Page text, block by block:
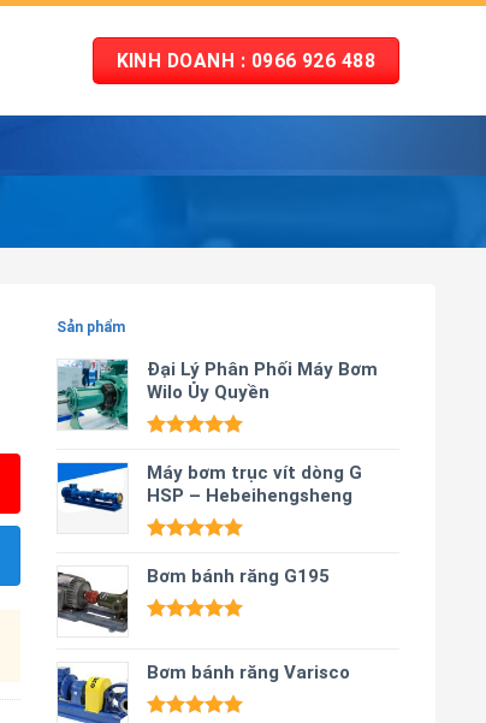
KINH DOANH : 0966 926 488
Sản phẩm
Đại Lý Phân Phối Máy Bơm
Wilo Ủy Quyền
hạng5.00
5 sao
Máy bơm trục vít dòng G
HSP – Hebeihengsheng
hạng5.00
5 sao
Bơm bánh răng G195
5 sao
Bơm bánh răng Varisco